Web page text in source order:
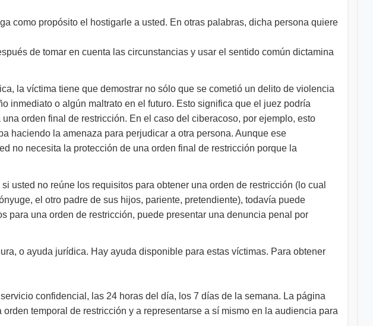
como propósito el hostigarle a usted. En otras palabras, dicha persona quiere
de tomar en cuenta las circunstancias y usar el sentido común dictamina
la víctima tiene que demostrar no sólo que se cometió un delito de violencia
inmediato o algún maltrato en el futuro. Esto significa que el juez podría
orden final de restricción. En el caso del ciberacoso, por ejemplo, esto
haciendo la amenaza para perjudicar a otra persona. Aunque ese
no necesita la protección de una orden final de restricción porque la
usted no reúne los requisitos para obtener una orden de restricción (lo cual
el otro padre de sus hijos, pariente, pretendiente), todavía puede
una orden de restricción, puede presentar una denuncia penal por
o ayuda jurídica. Hay ayuda disponible para estas víctimas. Para obtener
confidencial, las 24 horas del día, los 7 días de la semana. La página
orden temporal de restricción y a representarse a sí mismo en la audiencia para